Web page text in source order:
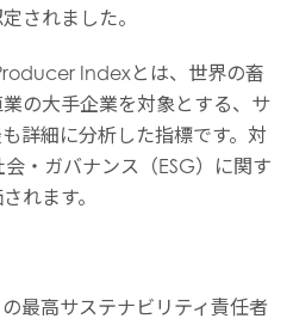
されました。
Indexとは、世界の畜
の大手企業を対象とする、サ
詳細に分析した指標です。対
・ガバナンス（ESG）に関す
れます。
最高サステナビリティ責任者